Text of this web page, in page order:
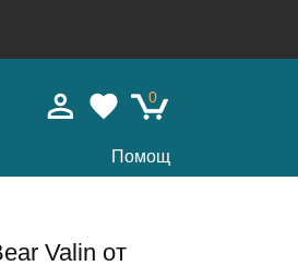
0
Помощ
Valin от